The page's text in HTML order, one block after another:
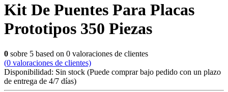
Kit De Puentes Para Placas
Prototipos 350 Piezas
0 sobre 5 based on 0 valoraciones de clientes
(0 valoraciones de clientes)
Disponibilidad: Sin stock (Puede comprar bajo pedido con un plazo
de entrega de 4/7 días)